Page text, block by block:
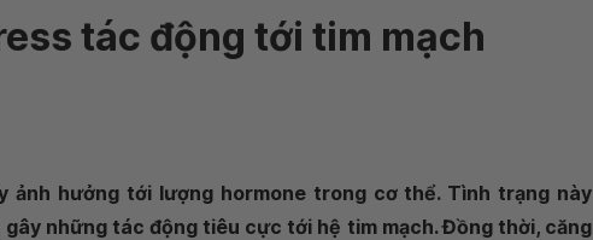
tác động tới tim mạch
ảnh hưởng tới lượng hormone trong cơ thể. Tình trạng này
những tác động tiêu cực tới hệ tim mạch. Đồng thời, căng